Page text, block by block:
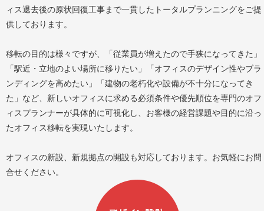
ィス退去後の原状回復工事まで一貫したトータルプランニングをご提
供しております。
移転の目的は様々ですが、「従業員が増えたので手狭になってきた」
「駅近・立地のよい場所に移りたい」「オフィスのデザイン性やブラ
ンディングを高めたい」「建物の老朽化や設備が不十分になってき
た」など、新しいオフィスに求める必須条件や優先順位を専門のオフ
ィスプランナーが具体的に可視化し、お客様の経営課題や目的に沿っ
たオフィス移転を実現いたします。
オフィスの新設、新規拠点の開設も対応しております。お気軽にお問
合せください。